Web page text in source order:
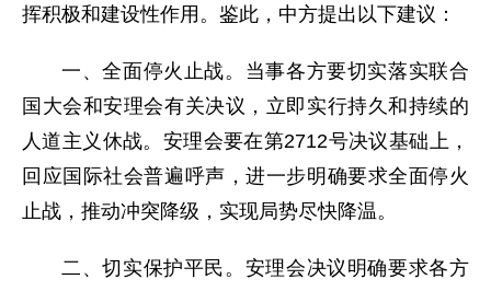
挥积极和建设性作用。鉴此，中方提出以下建议：
一、全面停火止战。当事各方要切实落实联合
国大会和安理会有关决议，立即实行持久和持续的
人道主义休战。安理会要在第2712号决议基础上，
回应国际社会普遍呼声，进一步明确要求全面停火
止战，推动冲突降级，实现局势尽快降温。
二、切实保护平民。安理会决议明确要求各方